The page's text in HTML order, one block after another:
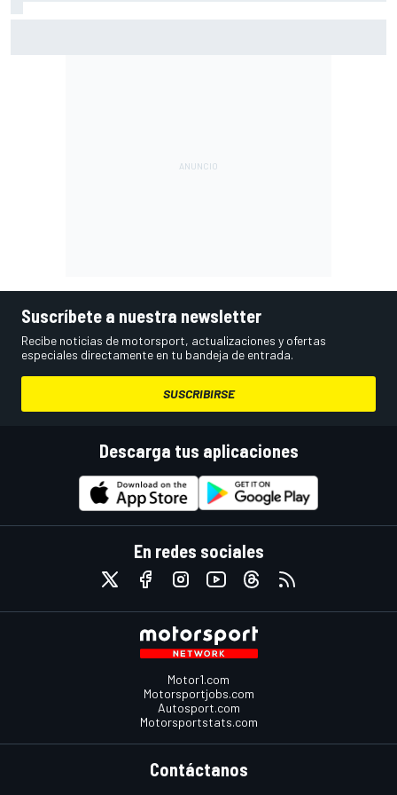
Suscríbete a nuestra newsletter
Recibe noticias de motorsport, actualizaciones y ofertas
especiales directamente en tu bandeja de entrada.
SUSCRIBIRSE
Descarga tus aplicaciones
En redes sociales
Motor1.com
Motorsportjobs.com
Autosport.com
Motorsportstats.com
Contáctanos